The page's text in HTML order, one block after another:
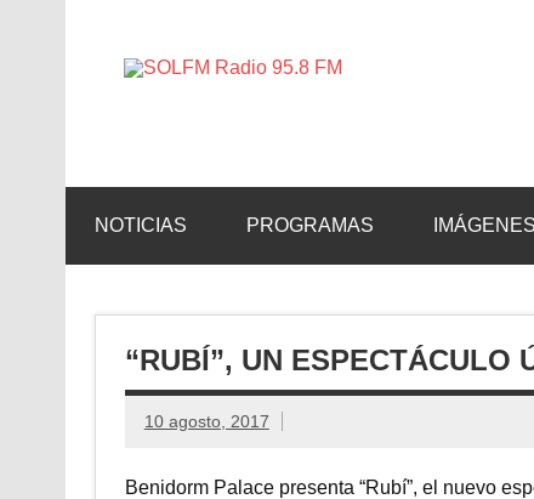
NOTICIAS PROGRAMAS IMÁGENES
“RUBÍ”, UN ESPECTÁCULO
10 agosto, 2017
Benidorm Palace presenta “Rubí”, el nuevo